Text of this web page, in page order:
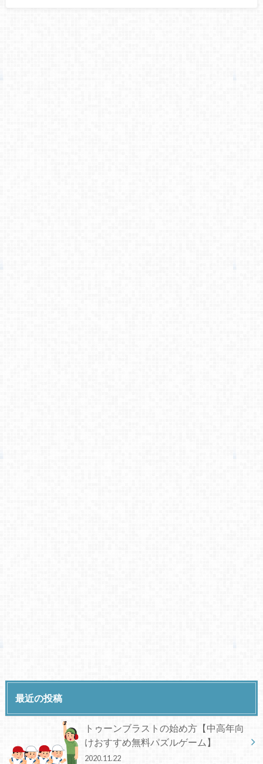
最近の投稿
トゥーンブラストの始め方【中高年向
けおすすめ無料パズルゲーム】
2020.11.22